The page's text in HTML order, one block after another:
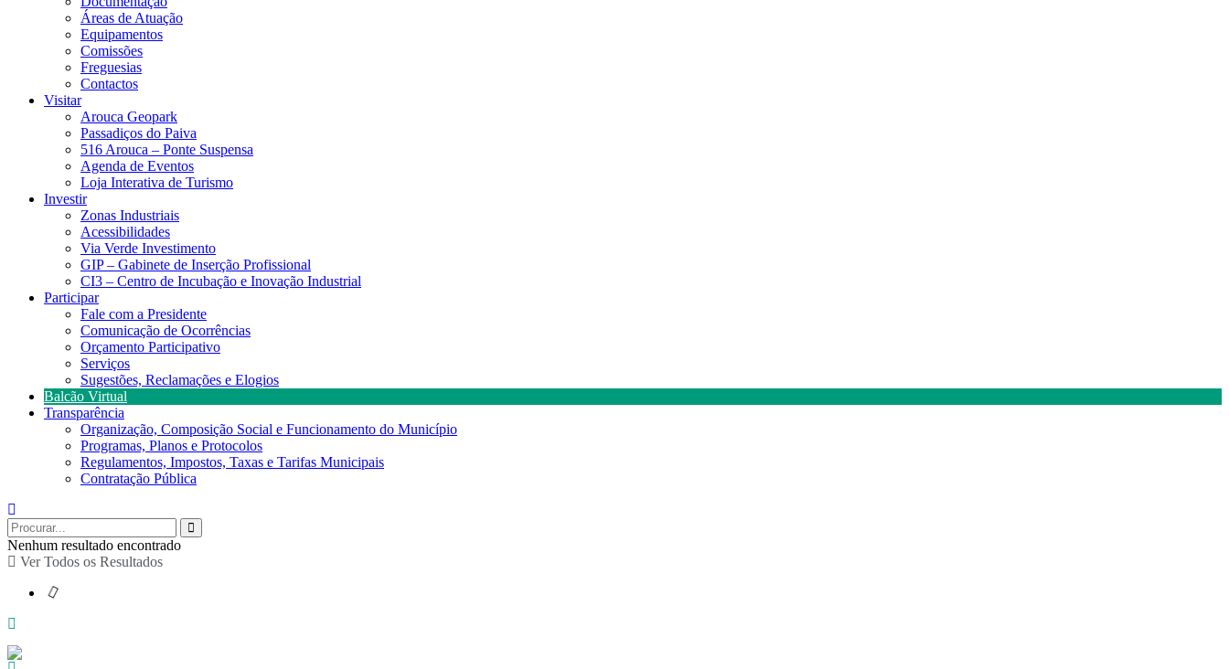
Áreas de Atuação
Equipamentos
Comissões
Freguesias
Contactos
Visitar
Arouca Geopark
Passadiços do Paiva
516 Arouca – Ponte Suspensa
Agenda de Eventos
Loja Interativa de Turismo
Investir
Zonas Industriais
Acessibilidades
Via Verde Investimento
GIP – Gabinete de Inserção Profissional
CI3 – Centro de Incubação e Inovação Industrial
Participar
Fale com a Presidente
Comunicação de Ocorrências
Orçamento Participativo
Serviços
Sugestões, Reclamações e Elogios
Balcão Virtual
Transparência
Organização, Composição Social e Funcionamento do Município
Programas, Planos e Protocolos
Regulamentos, Impostos, Taxas e Tarifas Municipais
Contratação Pública
Nenhum resultado encontrado
Ver Todos os Resultados